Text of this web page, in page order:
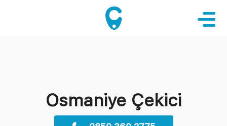
Osmaniye Çekici